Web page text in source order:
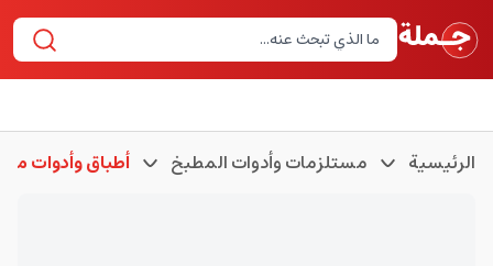
الرئيسية مستلزمات وأدوات المطبخ أطباق وأدوات